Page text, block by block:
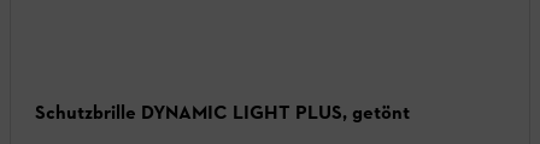
Schutzbrille DYNAMIC LIGHT PLUS, getönt